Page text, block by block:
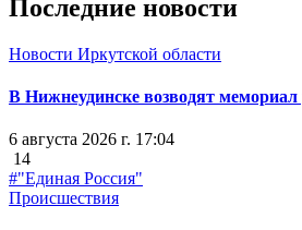
Последние новости
Новости Иркутской области
В Нижнеудинске возводят
6 августа 2026 г. 17:04
14
#"Единая Россия"
Происшествия